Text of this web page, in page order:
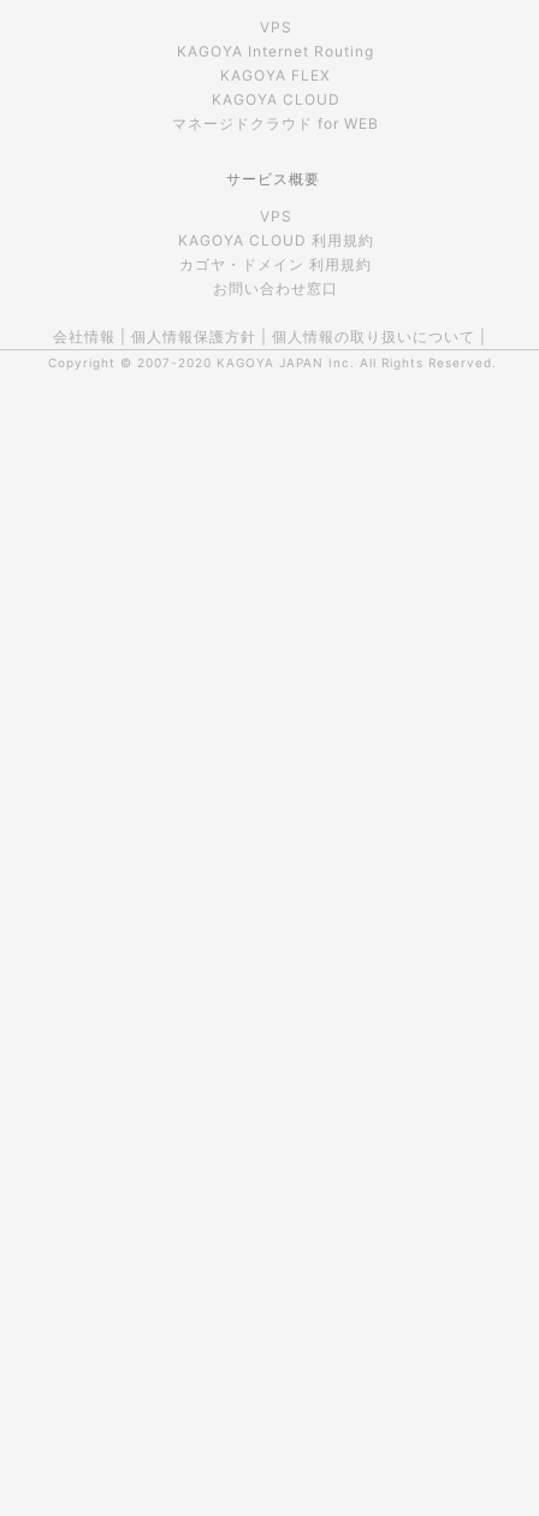
VPS
KAGOYA Internet Routing
KAGOYA FLEX
KAGOYA CLOUD
マネージドクラウド for WEB
サービス概要
VPS
KAGOYA CLOUD 利用規約
カゴヤ・ドメイン 利用規約
お問い合わせ窓口
会社情報 個人情報保護方針 個人情報の取り扱いについて
Copyright © 2007-2020 KAGOYA JAPAN Inc. All Rights Reserved.